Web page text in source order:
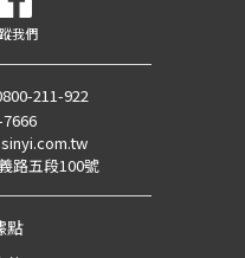
我們
211-922
路五段100號
點